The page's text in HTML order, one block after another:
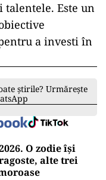
Este un
a investi în
știrile? Urmărește
O zodie își
alte trei